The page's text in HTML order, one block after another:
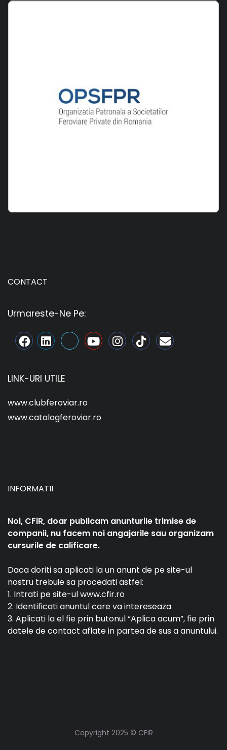
CONTACT
Urmareste-Ne Pe:
LINK-URI UTILE
www.clubferoviar.ro
www.catalogferoviar.ro
INFORMATII
Noi, CFiR, doar publicam anunturile trimise de
companii, nu facem noi angajarile sau organizam
cursurile de calificare.
Daca doriti sa aplicati la un anunt de pe site-ul
nostru trebuie sa procedati astfel:
1. Intrati pe site-ul www.cfir.ro
2. Identificati anuntul care va intereseaza
3. Aplicati la el fie prin butonul “Aplica acum”, fie prin
datele de contact aflate in partea de sus a anuntului.
Copyright 2025 © CFiR